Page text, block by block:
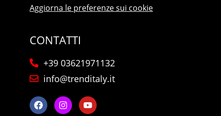
Aggiorna le preferenze sui cookie
CONTATTI
+39 03621971132
info@trenditaly.it